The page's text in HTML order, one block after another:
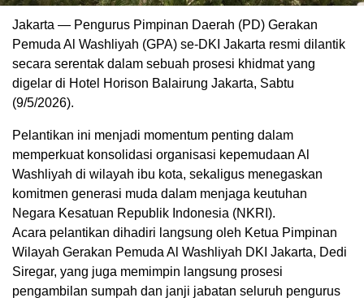
Jakarta — Pengurus Pimpinan Daerah (PD) Gerakan
Pemuda Al Washliyah (GPA) se-DKI Jakarta resmi dilantik
secara serentak dalam sebuah prosesi khidmat yang
digelar di Hotel Horison Balairung Jakarta, Sabtu
(9/5/2026).
Pelantikan ini menjadi momentum penting dalam
memperkuat konsolidasi organisasi kepemudaan Al
Washliyah di wilayah ibu kota, sekaligus menegaskan
komitmen generasi muda dalam menjaga keutuhan
Negara Kesatuan Republik Indonesia (NKRI).
Acara pelantikan dihadiri langsung oleh Ketua Pimpinan
Wilayah Gerakan Pemuda Al Washliyah DKI Jakarta, Dedi
Siregar, yang juga memimpin langsung prosesi
pengambilan sumpah dan janji jabatan seluruh pengurus